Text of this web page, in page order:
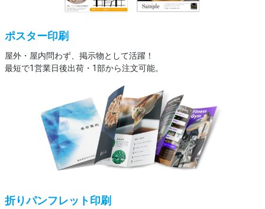
ポスター印刷
屋外・屋内問わず、掲示物として活躍！
最短で1営業日後出荷・1部から注文可能。
折りパンフレット印刷